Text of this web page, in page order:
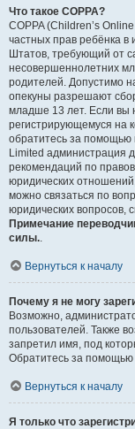
Что такое COPPA?
COPPA (Children’s
частных прав ребёнка
Штатов, требующий от
несовершеннолетних
родителей. Допустимо
опекуны разрешают
младше 13 лет. Если вы
регистрирующемуся на
обратитесь за помощью
Limited администрация
рекомендаций по
юридических
можно связаться по
юридических вопросов,
Примечание
силы..
Вернуться к началу
Почему я не могу
Возможно,
пользователей. Также
запретил имя, под
Обратитесь за
Вернуться к началу
Я только что